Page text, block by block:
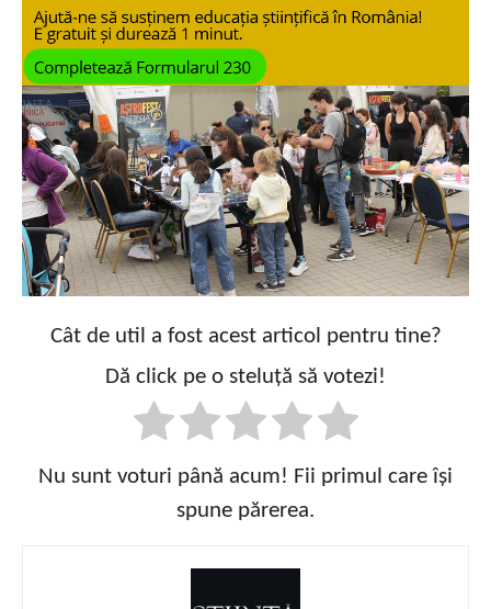
Cât de util a fost acest articol pentru tine?
Dă click pe o steluță să votezi!
Nu sunt voturi până acum! Fii primul care își
spune părerea.